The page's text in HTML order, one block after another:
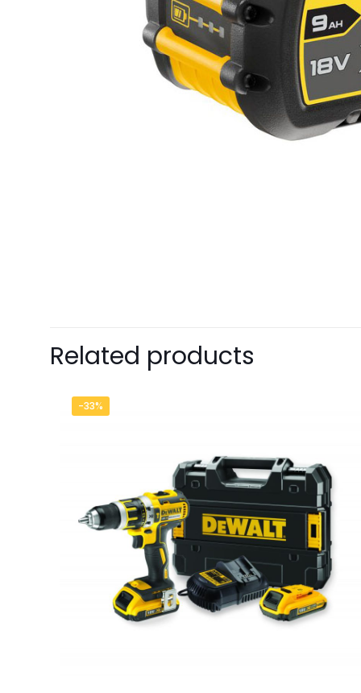
Related products
-33%